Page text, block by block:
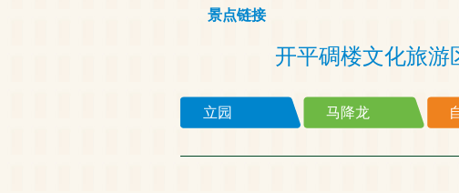
景点链接
开平碉楼文化旅游
立园 马降龙